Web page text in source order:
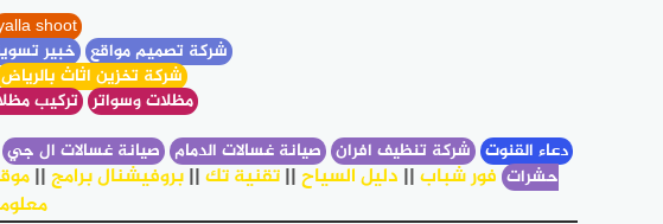
yalla shoot
شركة تصميم مواقعخبير
شركة تخزين اثاث
مظلات وسواترتركيب
دعاء القنوتشركة تنظيف افرانصيانة غسالات الدمامصيانة غسالات ال جي
حشرات فور شباب|| دليل السياح||تقنية تك||بروفيشنال برامج||